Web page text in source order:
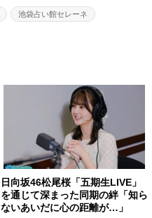
池袋占い館セレーネ
日向坂46松尾桜「五期生LIVE」
を通じて深まった同期の絆「知ら
ないあいだに心の距離が…」